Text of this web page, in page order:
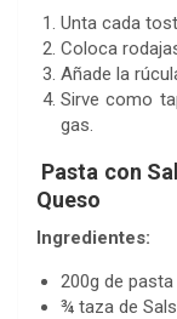
Unta cada
Coloca
Añade la
Sirve como
gas.
Pasta con
Queso
Ingredientes:
200g de
¾ taza de